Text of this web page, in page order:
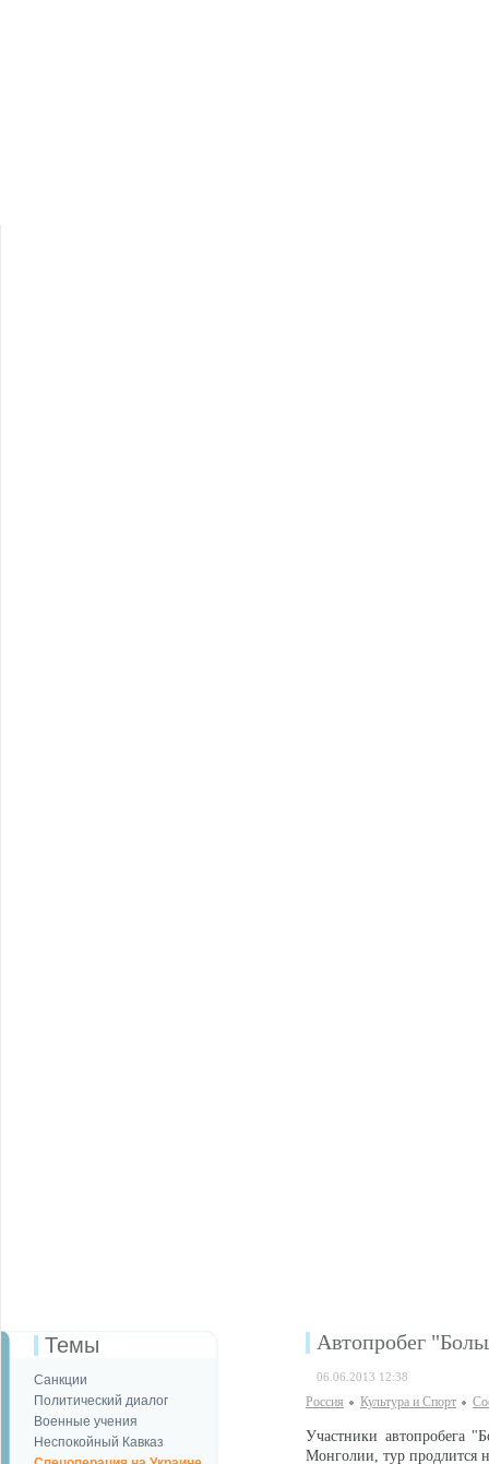
Темы
Санкции
Политический диалог
Военные учения
Неспокойный Кавказ
Автопробег
06.06.2013 12:38
Россия Культура и Спорт
Участники автопробега
Монголии, тур продлится